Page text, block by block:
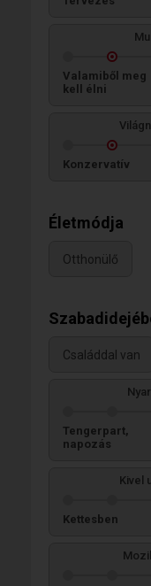
Valamiből meg
kell élni
Konzervatív
Életmódja
Otthonülő
Családdal van
Tengerpart,
napozás
Kivel
Kettesben